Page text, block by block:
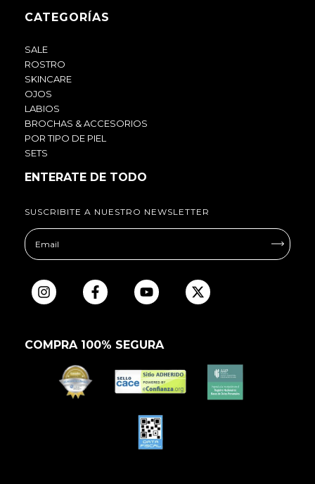
CATEGORÍAS
SALE
ROSTRO
SKINCARE
OJOS
LABIOS
BROCHAS & ACCESORIOS
POR TIPO DE PIEL
SETS
ENTERATE DE TODO
SUSCRIBITE A NUESTRO NEWSLETTER
COMPRA 100% SEGURA